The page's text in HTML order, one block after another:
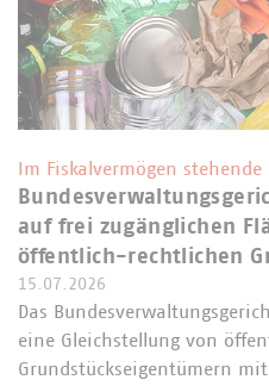
Im Fiskalvermögen
auf frei zugänglichen
öffentlich-rechtlichen
15.07.2026
Das
eine Gleichstellung von
Grundstückseigentümern